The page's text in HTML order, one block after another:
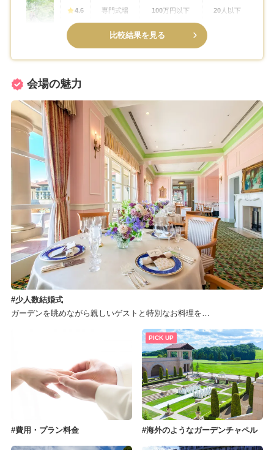
4.6 専門式場 100万円以下 20 人以下
比較結果を見る
会場の魅力
少人数結婚式
ガーデンを眺めながら親しいゲストと特別なお料理を…
費用・プラン料金 海外のようなガーデンチャペル
PICK UP